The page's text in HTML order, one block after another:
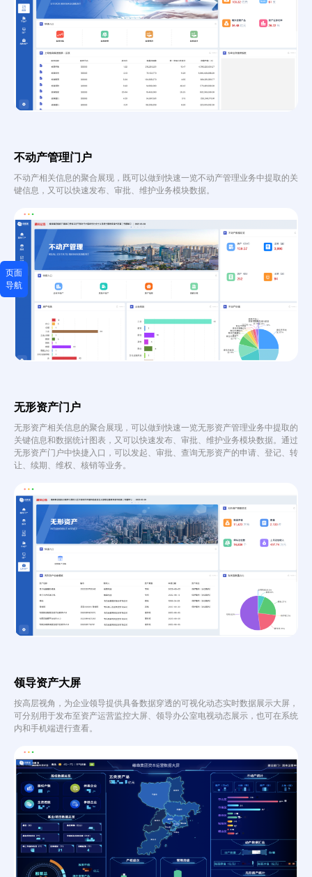
页面
导航
不动产管理门户
不动产相关信息的聚合展现，既可以做到快速一览不动产管理业务中提取的关
键信息，又可以快速发布、审批、维护业务模块数据。
无形资产门户
无形资产相关信息的聚合展现，可以做到快速一览无形资产管理业务中提取的
关键信息和数据统计图表，又可以快速发布、审批、维护业务模块数据。通过
无形资产门户中快捷入口，可以发起、审批、查询无形资产的申请、登记、转
让、续期、维权、核销等业务。
领导资产大屏
按高层视角，为企业领导提供具备数据穿透的可视化动态实时数据展示大屏，
可分别用于发布至资产运营监控大屏、领导办公室电视动态展示，也可在系统
内和手机端进行查看。